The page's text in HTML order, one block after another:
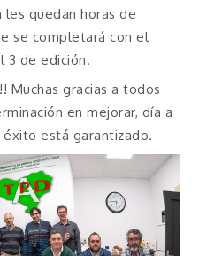
quedan horas de
se completará con el
3 de edición.
Muchas gracias a todos
en mejorar, día a
éxito está garantizado.